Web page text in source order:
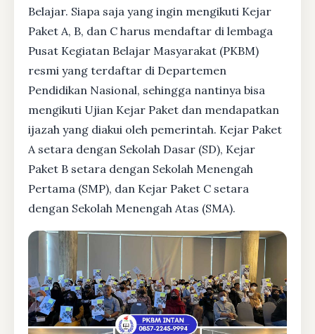
Belajar. Siapa saja yang ingin mengikuti Kejar
Paket A, B, dan C harus mendaftar di lembaga
Pusat Kegiatan Belajar Masyarakat (PKBM)
resmi yang terdaftar di Departemen
Pendidikan Nasional, sehingga nantinya bisa
mengikuti Ujian Kejar Paket dan mendapatkan
ijazah yang diakui oleh pemerintah. Kejar Paket
A setara dengan Sekolah Dasar (SD), Kejar
Paket B setara dengan Sekolah Menengah
Pertama (SMP), dan Kejar Paket C setara
dengan Sekolah Menengah Atas (SMA).